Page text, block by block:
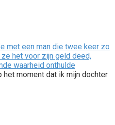
met een man die twee keer zo
het voor zijn geld deed,
waarheid onthulde
het moment dat ik mijn dochter